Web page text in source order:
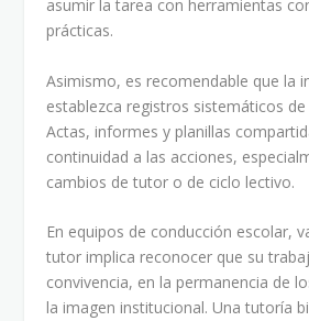
asumir la tarea con herramientas
prácticas.
Asimismo, es recomendable que la
establezca registros sistemáticos
Actas, informes y planillas
continuidad a las acciones,
cambios de tutor o de ciclo lectivo.
En equipos de conducción escolar,
tutor implica reconocer que su
convivencia, en la permanencia de
la imagen institucional. Una tutoría